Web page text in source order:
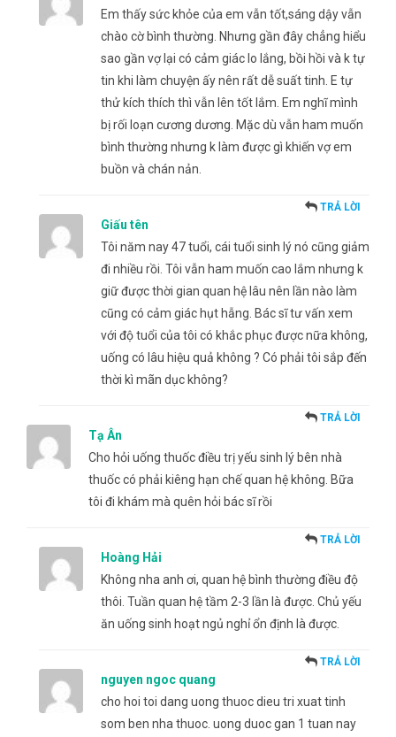
Em thấy sức khỏe của em vẫn tốt,sáng dậy vẫn
chào cờ bình thường. Nhưng gần đây chẳng hiểu
sao gần vợ lại có cảm giác lo lắng, bồi hồi và k tự
tin khi làm chuyện ấy nên rất dễ suất tinh. E tự
thử kích thích thì vẫn lên tốt lắm. Em nghĩ mình
bị rối loạn cương dương. Mặc dù vẫn ham muốn
bình thường nhưng k làm được gì khiến vợ em
buồn và chán nản.
Giấu tên
TRẢ LỜI
Tôi năm nay 47 tuổi, cái tuổi sinh lý nó cũng giảm
đi nhiều rồi. Tôi vẫn ham muốn cao lắm nhưng k
giữ được thời gian quan hệ lâu nên lần nào làm
cũng có cảm giác hụt hẫng. Bác sĩ tư vấn xem
với độ tuổi của tôi có khắc phục được nữa không,
uống có lâu hiệu quả không ? Có phải tôi sắp đến
thời kì mãn dục không?
Tạ Ân
TRẢ LỜI
Cho hỏi uống thuốc điều trị yếu sinh lý bên nhà
thuốc có phải kiêng hạn chế quan hệ không. Bữa
tôi đi khám mà quên hỏi bác sĩ rồi
Hoàng Hải
TRẢ LỜI
Không nha anh ơi, quan hệ bình thường điều độ
thôi. Tuần quan hệ tầm 2-3 lần là được. Chủ yếu
ăn uống sinh hoạt ngủ nghỉ ổn định là được.
nguyen ngoc quang
TRẢ LỜI
cho hoi toi dang uong thuoc dieu tri xuat tinh
som ben nha thuoc. uong duoc gan 1 tuan nay